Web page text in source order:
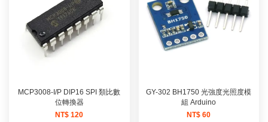
MCP3008-I/P DIP16 SPI 類比數
位轉換器
NT$ 120
GY-302 BH1750 光強度光照度模
組 Arduino
NT$ 60